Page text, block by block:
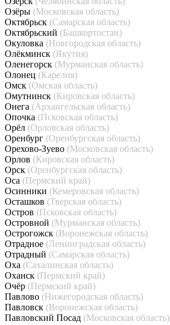
Озёры (Московская область)
Октябрьск (Самарская область)
Октябрьский (Башкортостан)
Окуловка (Новгородская область)
Олёкминск (Якутия)
Оленегорск (Мурманская область)
Олонец (Карелия)
Омск (Омская область)
Омутнинск (Кировская область)
Онега (Архангельская область)
Опочка (Псковская область)
Орёл (Орловская область)
Оренбург (Оренбургская область)
Орехово-Зуево (Московская область)
Орлов (Кировская область)
Орск (Оренбургская область)
Оса (Пермский край)
Осинники (Кемеровская область)
Осташков (Тверская область)
Остров (Псковская область)
Островной (Мурманская область)
Острогожск (Воронежская область)
Отрадное (Ленинградская область)
Отрадный (Самарская область)
Оха (Сахалинская область)
Оханск (Пермский край)
Очёр (Пермский край)
Павлово (Нижегородская область)
Павловск (Воронежская область)
Павловский Посад (Московская область)